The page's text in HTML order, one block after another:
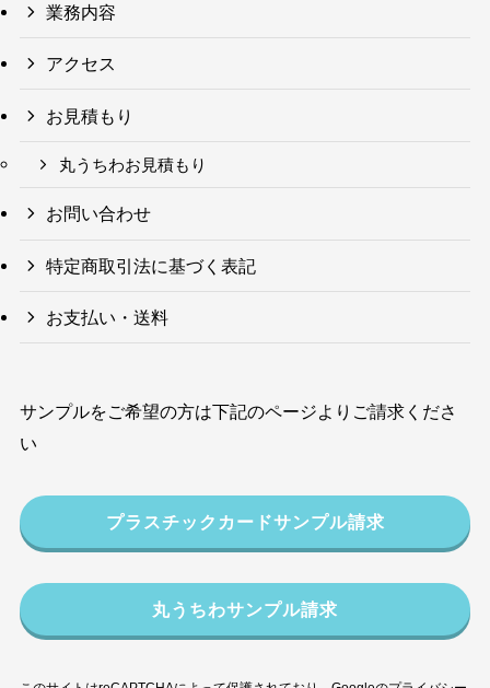
業務内容
アクセス
お見積もり
丸うちわお見積もり
お問い合わせ
特定商取引法に基づく表記
お支払い・送料
サンプルをご希望の方は下記のページよりご請求くださ
い
プラスチックカードサンプル請求
丸うちわサンプル請求